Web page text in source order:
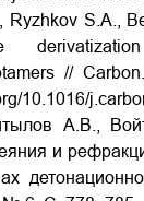
S.A.,
//
10.1016/
А.В.,
и